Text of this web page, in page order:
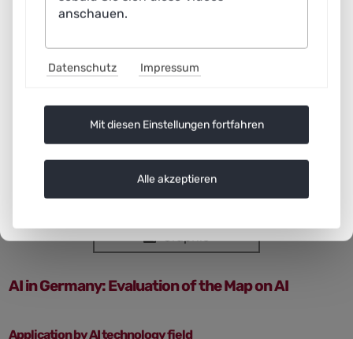
Graphic
AI in Germany: Evaluation of the Map on AI
Application by AI technology field
anschauen.
Datenschutz Impressum
Mit diesen Einstellungen fortfahren
Alle akzeptieren